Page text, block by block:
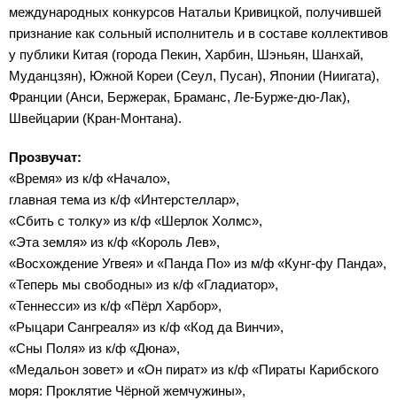
международных конкурсов Натальи Кривицкой, получившей
признание как сольный исполнитель и в составе коллективов
у публики Китая (города Пекин, Харбин, Шэньян, Шанхай,
Муданцзян), Южной Кореи (Сеул, Пусан), Японии (Ниигата),
Франции (Анси, Бержерак, Браманс, Ле-Бурже-дю-Лак),
Швейцарии (Кран-Монтана).
Прозвучат:
«Время» из к/ф «Начало»,
главная тема из к/ф «Интерстеллар»,
«Сбить с толку» из к/ф «Шерлок Холмс»,
«Эта земля» из к/ф «Король Лев»,
«Восхождение Угвея» и «Панда По» из м/ф «Кунг-фу Панда»,
«Теперь мы свободны» из к/ф «Гладиатор»,
«Теннесси» из к/ф «Пёрл Харбор»,
«Рыцари Сангреаля» из к/ф «Код да Винчи»,
«Сны Поля» из к/ф «Дюна»,
«Медальон зовет» и «Он пират» из к/ф «Пираты Карибского
моря: Проклятие Чёрной жемчужины»,